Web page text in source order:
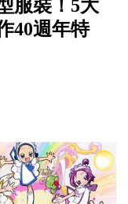
服裝！5大
40週年特